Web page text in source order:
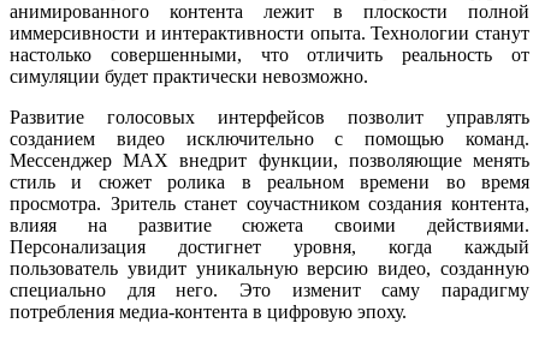
анимированного контента лежит в плоскости полной
иммерсивности и интерактивности опыта. Технологии станут
настолько совершенными, что отличить реальность от
симуляции будет практически невозможно.
Развитие голосовых интерфейсов позволит управлять
созданием видео исключительно с помощью команд.
Мессенджер MAX внедрит функции, позволяющие менять
стиль и сюжет ролика в реальном времени во время
просмотра. Зритель станет соучастником создания контента,
влияя на развитие сюжета своими действиями.
Персонализация достигнет уровня, когда каждый
пользователь увидит уникальную версию видео, созданную
специально для него. Это изменит саму парадигму
потребления медиа-контента в цифровую эпоху.